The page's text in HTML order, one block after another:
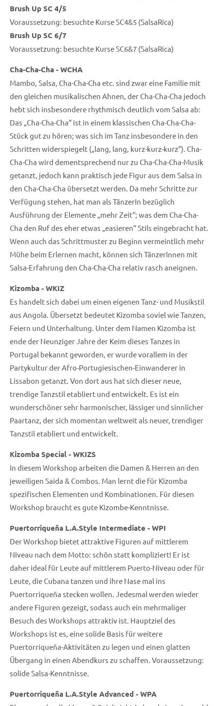
Brush Up SC 4/5
Voraussetzung: besuchte Kurse SC4&5 (SalsaRica)
Brush Up SC 6/7
Voraussetzung: besuchte Kurse SC6&7 (SalsaRica)
Cha-Cha-Cha - WCHA
Mambo, Salsa, Cha-Cha-Cha etc. sind zwar eine Familie mit
den gleichen musikalischen Ahnen, der Cha-Cha-Cha jedoch
hebt sich insbesondere rhythmisch deutlich vom Salsa ab:
Das „Cha-Cha-Cha“ ist in einem klassischen Cha-Cha-Cha-
Stück gut zu hören; was sich im Tanz insbesondere in den
Schritten widerspiegelt („lang, lang, kurz-kurz-kurz“). Cha-
Cha-Cha wird dementsprechend nur zu Cha-Cha-Cha-Musik
getanzt, jedoch kann praktisch jede Figur aus dem Salsa in
den Cha-Cha-Cha übersetzt werden. Da mehr Schritte zur
Verfügung stehen, hat man als TänzerIn bezüglich
Ausführung der Elemente „mehr Zeit“; was dem Cha-Cha-
Cha den Ruf des eher etwas „easieren“ Stils eingebracht hat.
Wenn auch das Schrittmuster zu Beginn vermeintlich mehr
Mühe beim Erlernen macht, können sich TänzerInnen mit
Salsa-Erfahrung den Cha-Cha-Cha relativ rasch aneignen.
Kizomba - WKIZ
Es handelt sich dabei um einen eigenen Tanz- und Musikstil
aus Angola. Übersetzt bedeutet Kizomba soviel wie Tanzen,
Feiern und Unterhaltung. Unter dem Namen Kizomba ist
ende der Neunziger Jahre der Keim dieses Tanzes in
Portugal bekannt geworden, er wurde vorallem in der
Partykultur der Afro-Portugiesischen-Einwanderer in
Lissabon getanzt. Von dort aus hat sich dieser neue,
trendige Tanzstil etabliert und entwickelt. Es ist ein
wunderschöner sehr harmonischer, lässiger und sinnlicher
Paartanz, der sich momentan weltweit als neuer, trendiger
Tanzstil etabliert und entwickelt.
Kizomba Special - WKIZS
In diesem Workshop arbeiten die Damen & Herren an den
jeweiligen Saida & Combos. Man lernt die für Kizomba
spezifischen Elementen und Kombinationen. Für diesen
Workshop braucht es gute Kizombe-Kenntnisse.
Puertorriqueña L.A.Style Intermediate - WPI
Der Workshop bietet attraktive Figuren auf mittlerem
Niveau nach dem Motto: schön statt kompliziert! Er ist
daher ideal für Leute auf mittlerem Puerto-Niveau oder für
Leute, die Cubana tanzen und ihre Nase mal ins
Puertorriqueña stecken wollen. Jedesmal werden wieder
andere Figuren gezeigt, sodass auch ein mehrmaliger
Besuch des Workshops attraktiv ist. Hauptziel des
Workshops ist es, eine solide Basis für weitere
Puertorriqueña-Aktivitäten zu legen und einen glatten
Übergang in einen Abendkurs zu schaffen. Voraussetzung:
solide Salsa-Kenntnisse.
Puertorriqueña L.A.Style Advanced - WPA